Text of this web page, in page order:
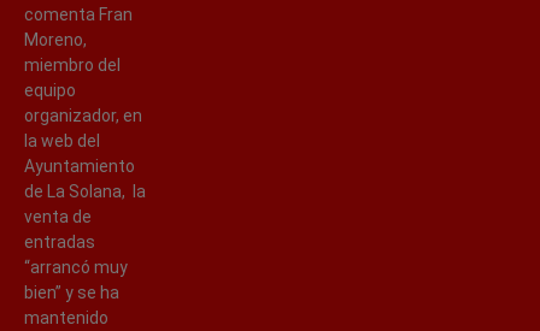
comenta Fran
Moreno,
miembro del
equipo
organizador, en
la web del
Ayuntamiento
de La Solana, la
venta de
entradas
“arrancó muy
bien” y se ha
mantenido